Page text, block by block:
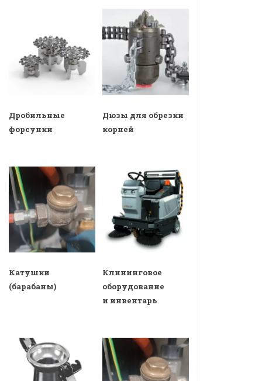
Дробильные
форсунки
Дюзы для обрезки
корней
Катушки
(барабаны)
Клининговое
оборудование
и инвентарь